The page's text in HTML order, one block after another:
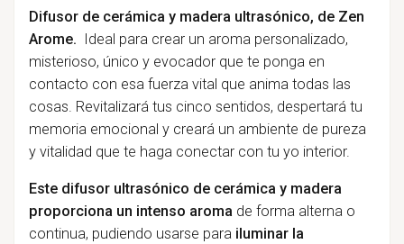
Difusor de cerámica y madera ultrasónico, de Zen
Arome. Ideal para crear un aroma personalizado,
misterioso, único y evocador que te ponga en
contacto con esa fuerza vital que anima todas las
cosas. Revitalizará tus cinco sentidos, despertará tu
memoria emocional y creará un ambiente de pureza
y vitalidad que te haga conectar con tu yo interior.
Este difusor ultrasónico de cerámica y madera
proporciona un intenso aroma de forma alterna o
continua, pudiendo usarse para iluminar la